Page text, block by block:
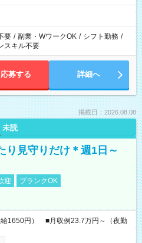
要 / 副業・WワークOK / シフト勤務 /
スキル不要
応募する 詳細へ
掲載日：2026.08.08
未読
り見守りだけ＊週1日～
迎
ブランクOK
給1650円） ■月収例23.7万円～（夜勤